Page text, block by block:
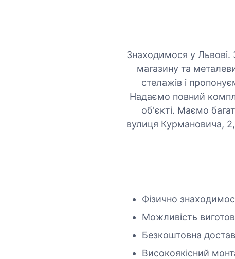
Знаходимося у
магазину та
стелажів і
Надаємо повний
об'єкті. Маємо
вулиця Курмановича,
Фізично
Можливість
Безкоштовна
Високоякісний